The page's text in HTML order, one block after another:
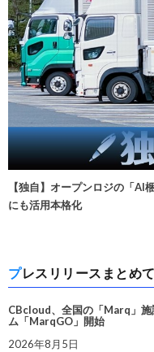
【独自】オープンロジの「AI
にも活用本格化
プレスリリースまとめ
CBcloud、全国の「Marq」施
ム「MarqGO」開始
2026年8月5日